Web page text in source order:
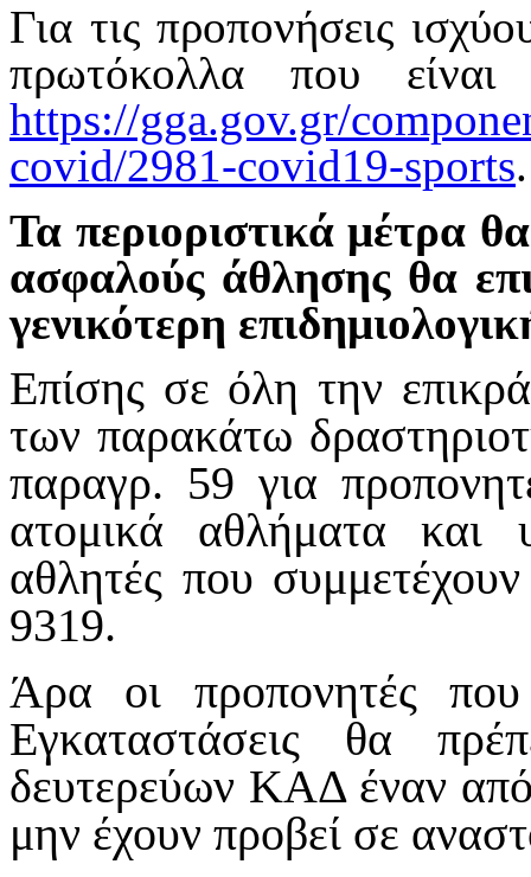
Για τις προπονήσεις
πρωτόκολλα που είναι
https://gga.gov.gr/
covid/2981-covid19-sports.
Τα περιοριστικά μέτρα
ασφαλούς άθλησης θα
γενικότερη
Επίσης σε όλη την
των παρακάτω
παραγρ. 59 για
ατομικά αθλήματα και
αθλητές που
9319.
Άρα οι προπονητές που
Εγκαταστάσεις θα
δευτερεύων ΚΑΔ έναν
μην έχουν προβεί σε